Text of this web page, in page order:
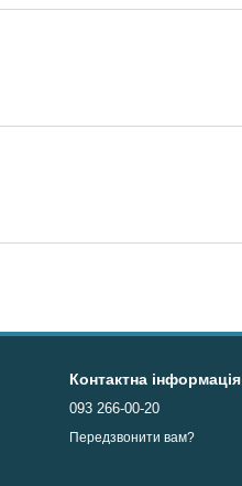
Контактна інформація
093 266-00-20
Передзвонити вам?